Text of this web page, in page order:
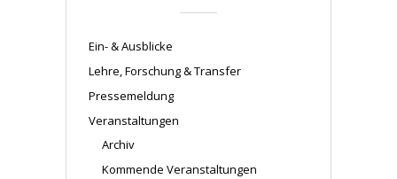
Ein- & Ausblicke
Lehre, Forschung & Transfer
Pressemeldung
Veranstaltungen
Archiv
Kommende Veranstaltungen